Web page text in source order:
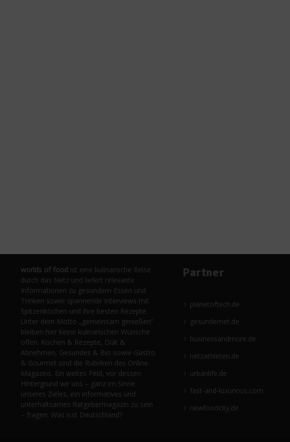
worlds of food ist eine kulinarische Reise
durch das Netz und liefert relevante
Informationen zu gesundem Essen und
Trinken sowie spannende Interviews mit
Spitzenköchen und ihre besten Rezepte.
Unter dem Motto „gemeinsam genießen“
bleiben hier keine kulinarischen Wünsche
offen. Kochen & Rezepte, Diät &
Abnehmen, Gesundes & Bio sowie Gastro
& Gourmet sind die Rubriken des Online-
Magazins. Ein weites Feld, vor dessen
Hintergrund wir uns – ganz im Sinne
unseres Zieles, ein informatives und
unterhaltsames Ratgebermagazin zu sein
– fragen: Was isst Deutschland?
Partner
planetoftech.de
gesündernet.de
businessandmore.de
netzathleten.de
urbanlife.de
fast-and-luxurious.com
newfoodcity.de